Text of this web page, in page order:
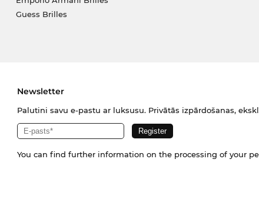
Guess Brilles
Newsletter
Palutini savu e-pastu ar luksusu. Privātās izpārdošanas,
You can find further information on the processing of your